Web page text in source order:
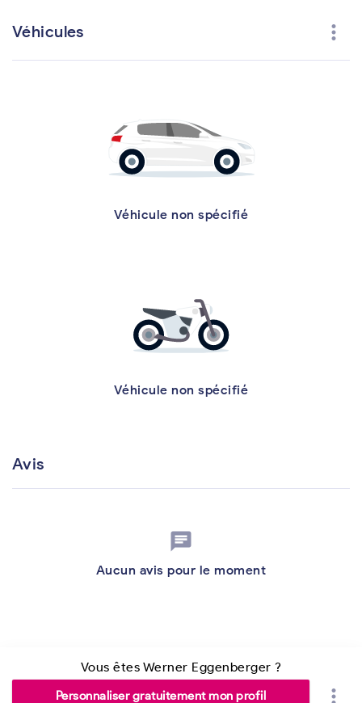
Véhicules more_vert
Véhicule non spécifié
Véhicule non spécifié
Avis
chat
Aucun avis pour le moment
Vous êtes Werner Eggenberger ?
Personnaliser gratuitement mon profil more_vert